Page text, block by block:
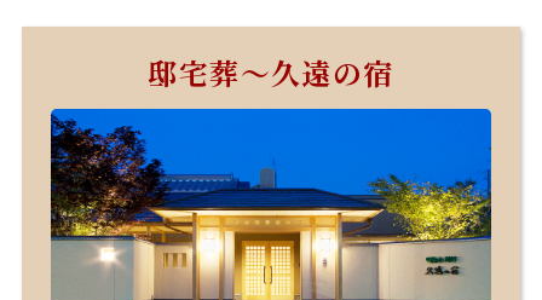
邸宅葬～久遠の宿